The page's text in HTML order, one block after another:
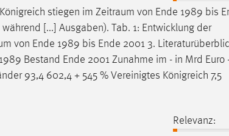
stiegen im Zeitraum von Ende 1989 bis
[...] Ausgaben). Tab. 1: Entwicklung der
von Ende 1989 bis Ende 2001 3.
Bestand Ende 2001 Zunahme im - in Mrd Euro
93,4 602,4 + 545 % Vereinigtes Königreich 7,5
Relevanz: